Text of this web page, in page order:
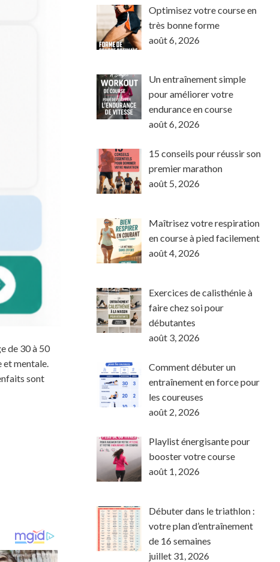
de 30 à 50
et mentale.
sont
Optimisez votre course en
très bonne forme
août 6, 2026
Un entraînement simple
pour améliorer votre
endurance en course
août 6, 2026
15 conseils pour réussir son
premier marathon
août 5, 2026
Maîtrisez votre respiration
en course à pied facilement
août 4, 2026
Exercices de calisthénie à
faire chez soi pour
débutantes
août 3, 2026
Comment débuter un
entraînement en force pour
les coureuses
août 2, 2026
Playlist énergisante pour
booster votre course
août 1, 2026
Débuter dans le triathlon :
votre plan d’entraînement
de 16 semaines
juillet 31, 2026